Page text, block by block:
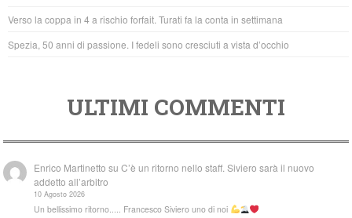
k
Verso la coppa in 4 a rischio forfait. Turati fa la conta in settimana
Spezia, 50 anni di passione. I fedeli sono cresciuti a vista d’occhio
ULTIMI COMMENTI
Enrico Martinetto suC’è un ritorno nello staff. Siviero sarà il nuovo
addetto all’arbitro
10 Agosto 2026
Un bellissimo ritorno..... Francesco Siviero uno di noi